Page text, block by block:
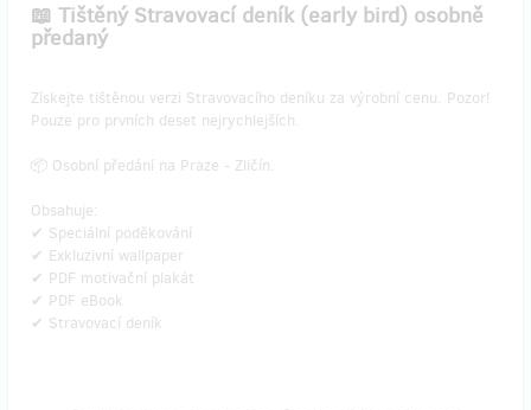
📖 Tištěný Stravovací deník (early bird) osobně
předaný
​Získejte tištěnou verzi Stravovacího deníku za výrobní cenu. Pozor!
Pouze pro prvních deset nejrychlejších.
📦 Osobní předání na Praze - Zličín.
Obsahuje:
✔ Speciální poděkování
✔ Exkluzivní wallpaper
✔ PDF motivační plakát
✔ PDF eBook
✔ Stravovací deník